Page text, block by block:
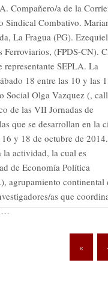
Compañero/a de la
Sindical Combativo.
La Fragua (PG). Ezequiel
Ferroviarios, (FPDS-CN).
SEPLA. La
18 entre las 10 y las
Social Olga Vazquez (,
de las VII Jornadas de
que se desarrollan en la
y 18 de octubre de
la actividad, la cual es
de Economía Política
agrupamiento continental
as que
«